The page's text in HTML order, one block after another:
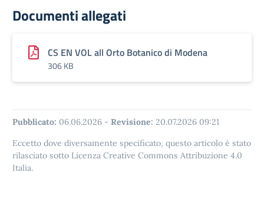
Documenti allegati
CS EN VOL all Orto Botanico di Modena
306 KB
Pubblicato: 06.06.2026 - Revisione: 20.07.2026 09:21
Eccetto dove diversamente specificato, questo articolo è stato
rilasciato sotto Licenza Creative Commons Attribuzione 4.0
Italia.